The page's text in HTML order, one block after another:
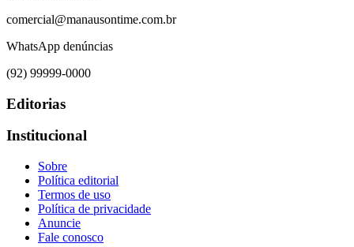
comercial@manausontime.com.br
WhatsApp denúncias
(92) 99999-0000
Editorias
Institucional
Sobre
Política editorial
Termos de uso
Política de privacidade
Anuncie
Fale conosco